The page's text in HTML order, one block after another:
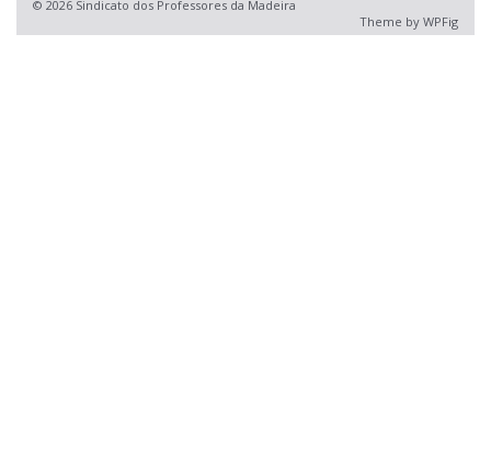
© 2026 Sindicato dos Professores da Madeira
Theme by WPFig